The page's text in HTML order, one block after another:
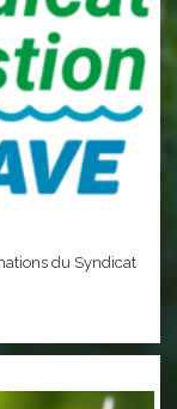
du Syndicat